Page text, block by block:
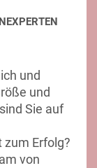
und
und
Sie auf
Erfolg?
von